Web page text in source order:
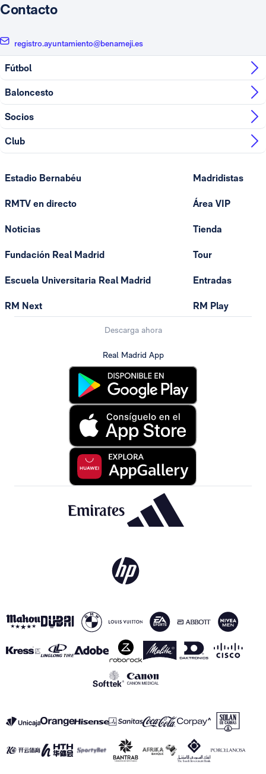
Contacto
registro.ayuntamiento@benameji.es
Fútbol
Baloncesto
Socios
Club
Estadio Bernabéu
RMTV en directo
Noticias
Fundación Real Madrid
Escuela Universitaria Real Madrid
RM Next
Madridistas
Área VIP
Tienda
Tour
Entradas
RM Play
Descarga ahora
Real Madrid App